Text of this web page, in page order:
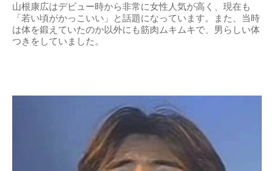
山根康広はデビュー時から非常に女性人気が高く、現在も
「若い頃がかっこいい」と話題になっています。また、当時
は体を鍛えていたのか以外にも筋肉ムキムキで、男らしい体
つきをしていました。